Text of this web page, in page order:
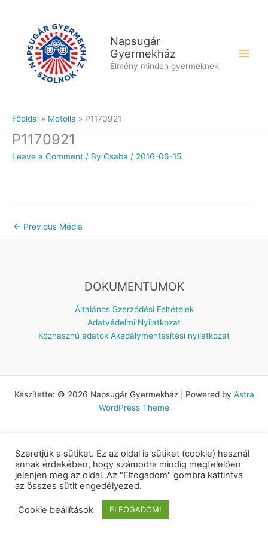
Napsugár
Gyermekház
Élmény minden gyermeknek
Főoldal Motolla P1170921
P1170921
Leave a Comment / By Csaba / 2016-06-15
← Previous Média
DOKUMENTUMOK
Általános Szerződési Feltételek
Adatvédelmi Nyilatkozat
Közhasznú adatok Akadálymentesítési nyilatkozat
Készítette: © 2026 Napsugár Gyermekház | Powered by Astra
WordPress Theme
Szeretjük a sütiket. Ez az oldal is sütiket (cookie) használ
annak érdekében, hogy számodra mindig megfelelően
jelenjen meg az oldal. Az "Elfogadom" gombra kattintva
az összes sütit engedélyezed.
Cookie beállítások ELFOGADOM!